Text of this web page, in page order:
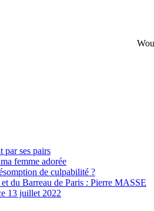
par ses pairs
femme adorée
de culpabilité ?
du Barreau de Paris : Pierre MASSE
13 juillet 2022